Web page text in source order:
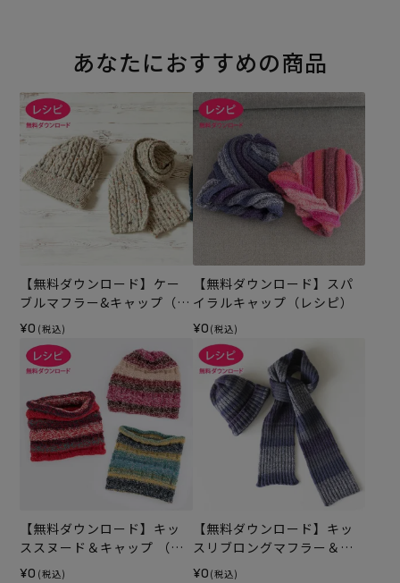
あなたにおすすめの商品
【無料ダウンロード】ケー
ブルマフラー&キャップ（レ
シピ）
¥0 (税込)
【無料ダウンロード】スパ
イラルキャップ（レシピ）
¥0 (税込)
【無料ダウンロード】キッ
ススヌード＆キャップ （レ
シピ）
¥0 (税込)
【無料ダウンロード】キッ
スリブロングマフラー＆キ
ャップ（レシピ）
¥0 (税込)